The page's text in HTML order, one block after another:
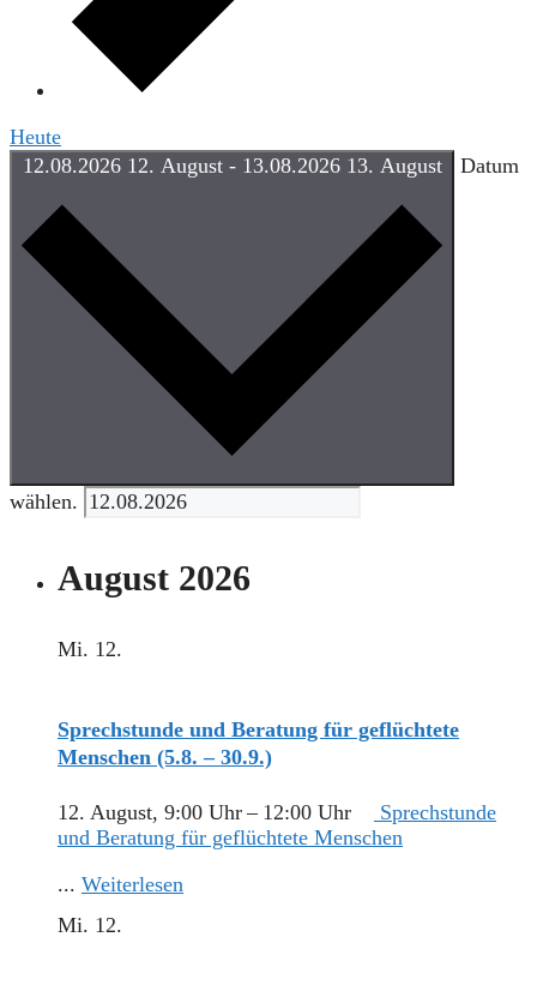
Heute
12.08.2026 12. August - 13.08.2026 13. August Datum
wählen.
August 2026
Mi. 12.
Sprechstunde und Beratung für geflüchtete
Menschen (5.8. – 30.9.)
12. August, 9:00 Uhr– 12:00 Uhr
Sprechstunde
und Beratung für geflüchtete Menschen
... Weiterlesen
Mi. 12.